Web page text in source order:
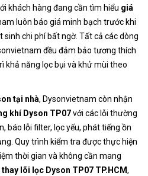
khách hàng đang cần tìm hiểu giá
luôn báo giá minh bạch trước khi
chi phí bất ngờ. Tất cả các dòng
đều đảm bảo tương thích
khả năng lọc bụi và khử mùi theo
tại nhà, Dysonvietnam còn nhận
khí Dyson TP07với các lỗi thường
báo lỗi filter, lọc yếu, phát tiếng ồn
Quy trình kiểm tra được thực hiện
thời gian và không cần mang
lõi lọc Dyson TP07 TP.HCM,